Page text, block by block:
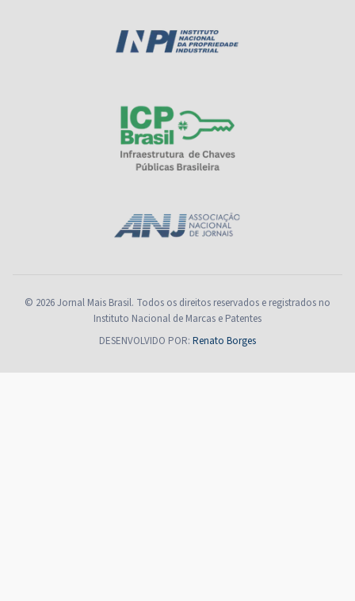
© 2026 Jornal Mais Brasil. Todos os direitos reservados e registrados no
Instituto Nacional de Marcas e Patentes
DESENVOLVIDO POR: Renato Borges